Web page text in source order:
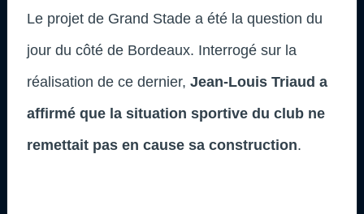
Le projet de Grand Stade a été la question du
jour du côté de Bordeaux. Interrogé sur la
réalisation de ce dernier, Jean-Louis Triaud a
affirmé que la situation sportive du club ne
remettait pas en cause sa construction.